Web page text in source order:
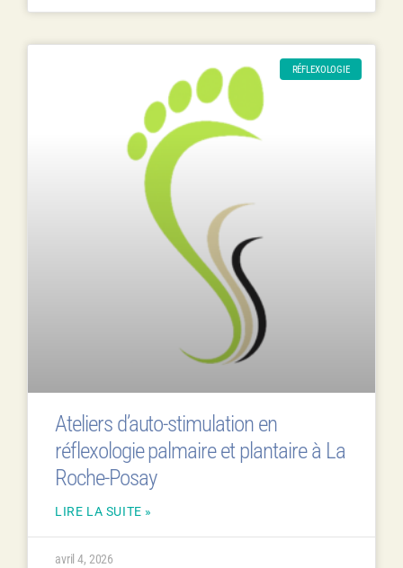
RÉFLEXOLOGIE
Ateliers d’auto-stimulation en
réflexologie palmaire et plantaire à La
Roche-Posay
LIRE LA SUITE »
avril 4, 2026